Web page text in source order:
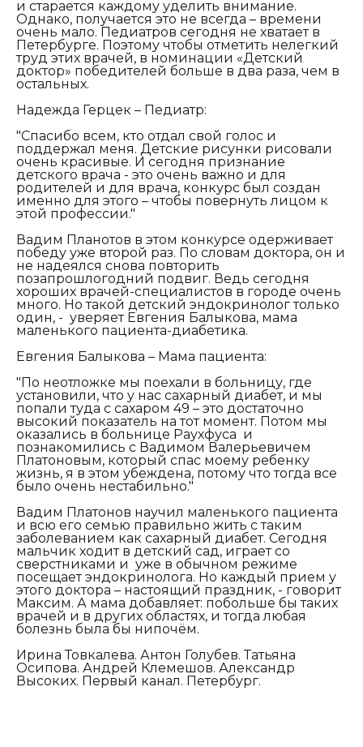
и старается каждому уделить внимание.
Однако, получается это не всегда – времени
очень мало. Педиатров сегодня не хватает в
Петербурге. Поэтому чтобы отметить нелегкий
труд этих врачей, в номинации «Детский
доктор» победителей больше в два раза, чем в
остальных.
Надежда Герцек – Педиатр:
"Спасибо всем, кто отдал свой голос и
поддержал меня. Детские рисунки рисовали
очень красивые. И сегодня признание
детского врача - это очень важно и для
родителей и для врача, конкурс был создан
именно для этого – чтобы повернуть лицом к
этой профессии."
Вадим Планотов в этом конкурсе одерживает
победу уже второй раз. По словам доктора, он и
не надеялся снова повторить
позапрошлогодний подвиг. Ведь сегодня
хороших врачей-специалистов в городе очень
много. Но такой детский эндокринолог только
один, - уверяет Евгения Балыкова, мама
маленького пациента-диабетика.
Евгения Балыкова – Мама пациента:
"По неотложке мы поехали в больницу, где
установили, что у нас сахарный диабет, и мы
попали туда с сахаром 49 – это достаточно
высокий показатель на тот момент. Потом мы
оказались в больнице Раухфуса и
познакомились с Вадимом Валерьевичем
Платоновым, который спас моему ребенку
жизнь, я в этом убеждена, потому что тогда все
было очень нестабильно."
Вадим Платонов научил маленького пациента
и всю его семью правильно жить с таким
заболеванием как сахарный диабет. Сегодня
мальчик ходит в детский сад, играет со
сверстниками и уже в обычном режиме
посещает эндокринолога. Но каждый прием у
этого доктора – настоящий праздник, - говорит
Максим. А мама добавляет: побольше бы таких
врачей и в других областях, и тогда любая
болезнь была бы нипочём.
Ирина Товкалева. Антон Голубев. Татьяна
Осипова. Андрей Клемешов. Александр
Высоких. Первый канал. Петербург.